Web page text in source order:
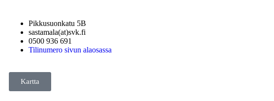
Pikkusuonkatu 5B
sastamala(at)svk.fi
0500 936 691
Tilinumero sivun alaosassa
Kartta